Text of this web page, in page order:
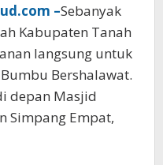
–Sebanyak
Kabupaten Tanah
langsung untuk
Bershalawat.
depan Masjid
Simpang Empat,